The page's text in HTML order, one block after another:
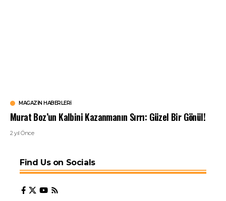
MAGAZIN HABERLERI
Murat Boz’un Kalbini Kazanmanın Sırrı: Güzel Bir Gönül!
2 yıl Önce
Find Us on Socials